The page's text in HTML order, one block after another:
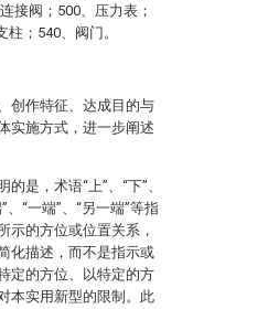
接阀；500、压力表；
；540、阀门。
创作特征、达成目的与
实施方式，进一步阐述
是，术语“上”、“下”、
、“一端”、“另一端”等指
示的方位或位置关系，
化描述，而不是指示或
定的方位、以特定的方
本实用新型的限制。此